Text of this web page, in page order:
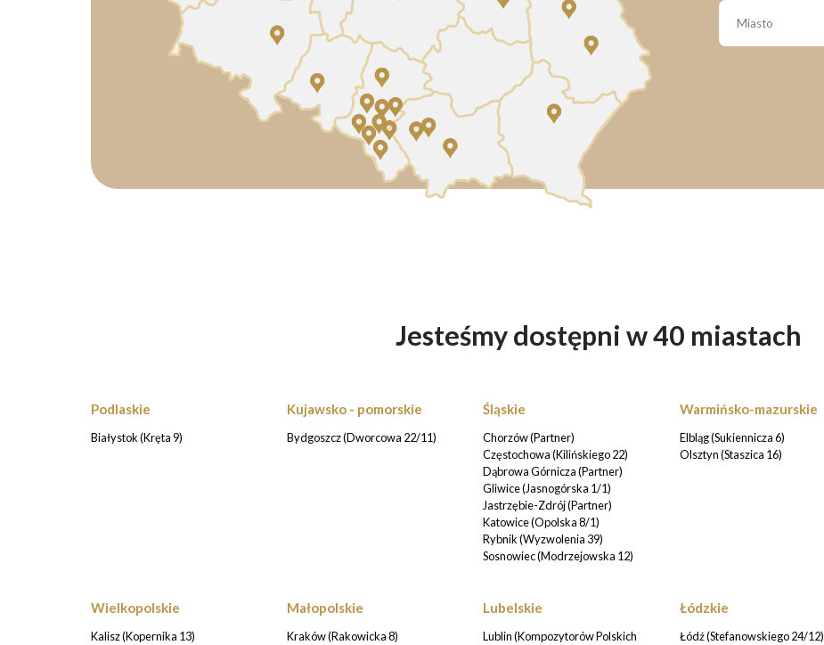
Jesteśmy dostępni w 40 miastach
Podlaskie
Białystok (Kręta 9)
Kujawsko - pomorskie
Bydgoszcz (Dworcowa 22/11)
Śląskie
Chorzów (Partner)
Częstochowa (Kilińskiego 22)
Dąbrowa Górnicza (Partner)
Gliwice (Jasnogórska 1/1)
Jastrzębie-Zdrój (Partner)
Katowice (Opolska 8/1)
Rybnik (Wyzwolenia 39)
Sosnowiec (Modrzejowska 12)
Warmińsko-mazurskie
Elbląg (Sukiennicza 6)
Olsztyn (Staszica 16)
Wielkopolskie
Kalisz (Kopernika 13)
Małopolskie
Kraków (Rakowicka 8)
Lubelskie
Lublin (Kompozytorów Polskich
Łódzkie
Łódź (Stefanowskiego 24/12)